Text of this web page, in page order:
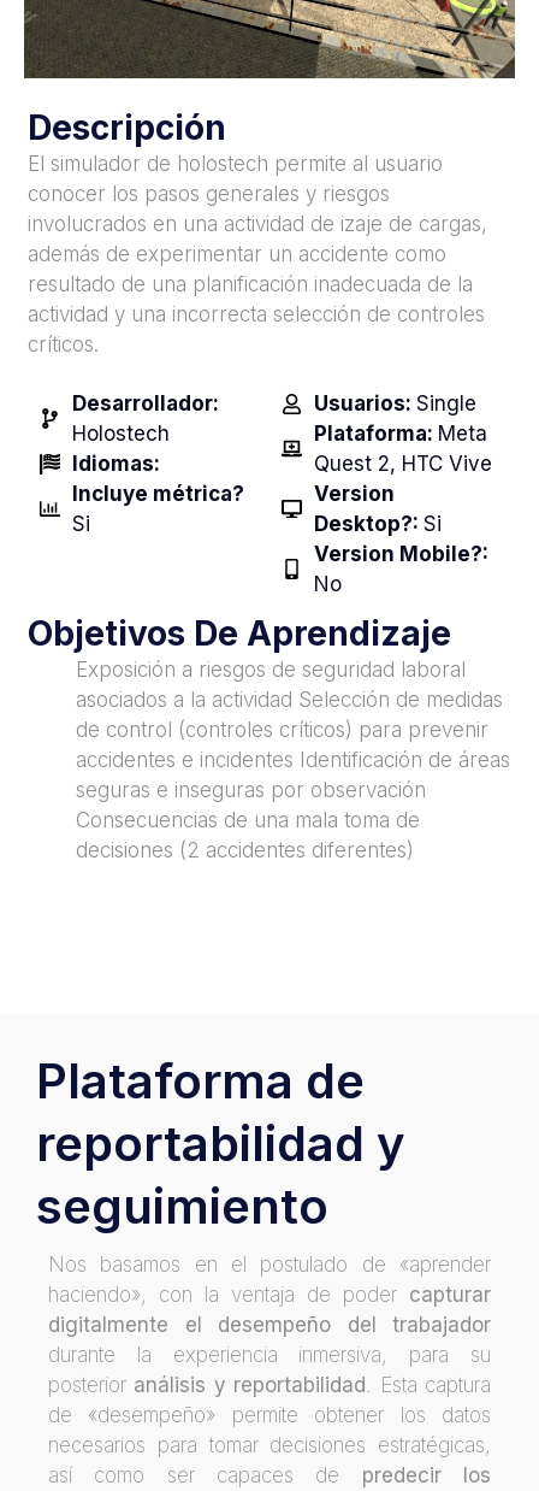
Descripción
El simulador de holostech permite al usuario
conocer los pasos generales y riesgos
involucrados en una actividad de izaje de cargas,
además de experimentar un accidente como
resultado de una planificación inadecuada de la
actividad y una incorrecta selección de controles
críticos.
Desarrollador:
Holostech
Idiomas:
Incluye métrica?
Si
Usuarios: Single
Plataforma: Meta
Quest 2, HTC Vive
Version
Desktop?: Si
Version Mobile?:
No
Objetivos De Aprendizaje
Exposición a riesgos de seguridad laboral
asociados a la actividad Selección de medidas
de control (controles críticos) para prevenir
accidentes e incidentes Identificación de áreas
seguras e inseguras por observación
Consecuencias de una mala toma de
decisiones (2 accidentes diferentes)
Plataforma de
reportabilidad y
seguimiento
Nos basamos en el postulado de «aprender
haciendo», con la ventaja de poder capturar
digitalmente el desempeño del trabajador
durante la experiencia inmersiva, para su
posterior análisis y reportabilidad . Esta captura
de «desempeño» permite obtener los datos
necesarios para tomar decisiones estratégicas,
así como ser capaces de predecir los